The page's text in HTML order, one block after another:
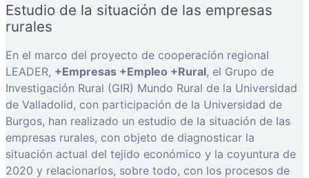
Estudio de la situación de las empresas
rurales
En el marco del proyecto de cooperación regional
LEADER, +Empresas +Empleo +Rural, el Grupo de
Investigación Rural (GIR) Mundo Rural de la Universidad
de Valladolid, con participación de la Universidad de
Burgos, han realizado un estudio de la situación de las
empresas rurales, con objeto de diagnosticar la
situación actual del tejido económico y la coyuntura de
2020 y relacionarlos, sobre todo, con los procesos de